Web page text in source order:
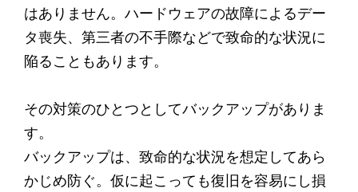
はありません。ハードウェアの故障によるデー
タ喪失、第三者の不手際などで致命的な状況に
陥ることもあります。
その対策のひとつとしてバックアップがありま
す。
バックアップは、致命的な状況を想定してあら
かじめ防ぐ。仮に起こっても復旧を容易にし損